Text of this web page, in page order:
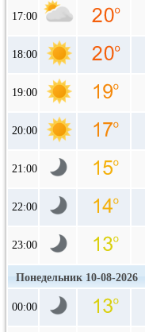
17:00
18:00
19:00
20:00
21:00
22:00
23:00
Понедельник 10-08-2026
00:00